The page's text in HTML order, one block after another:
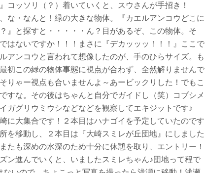
コッソリ（？）着いていくと、スウさんが手招き！
な・なんと！緑の大きな物体。『カエルアンコウどこに
』と探すと・・・・・ん？目があるぞ、この物体。そ
はないですか！！！まさに『デカッッッ！！！』ここで
アンコウと言われて想像したのが、手のひらサイズ。も
初この緑の物体事態に視点が合わず、全然解りませんで
りゃー視点も合いませんよ～あービックリした！でもこ
な。その後はちゃんと自分でガイドし（笑）コブシメ
ガグリウミウシなどなどを観察してエキジットです♪
に大集合です！２本目はハナゴイを予定していたのです
を移動し、２本目は『大崎スミレが丘団地』にしました
も深めの水深のため十分に休憩を取り、エントリー！
ン進んでいくと、いましたスミレちゃん♪団地って程で